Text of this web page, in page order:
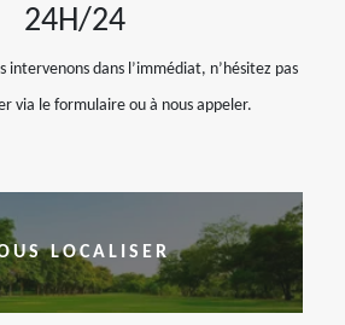
24H/24
intervenons dans l’immédiat, n’hésitez pas
via le formulaire ou à nous appeler.
LOCALISER